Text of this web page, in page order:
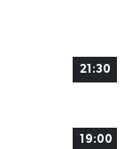
21:30
19:00